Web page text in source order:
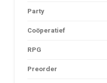
Party
Coöperatief
RPG
Preorder